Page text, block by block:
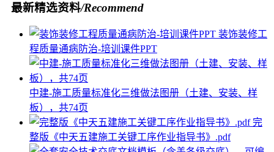
最新精选资料/Recommend
装饰装修工
程质量通病防治-培训课件PPT
中建-施工质量标准化三维做法图册（土建、安装、样
板），共74页
完
整版《中天五建施工关键工序作业指导书》.pdf